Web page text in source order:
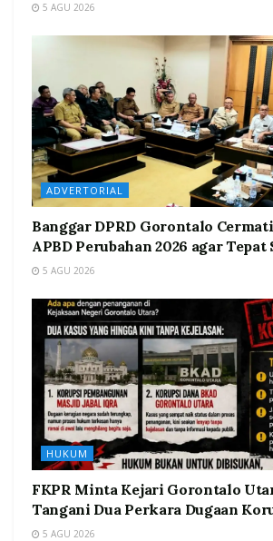
5 AGU 2026
ADVERTORIAL
Banggar DPRD Gorontalo
APBD Perubahan 2026 agar Tepat
5 AGU 2026
HUKUM
FKPR Minta Kejari Gorontalo
Tangani Dua Perkara Dugaan
5 AGU 2026